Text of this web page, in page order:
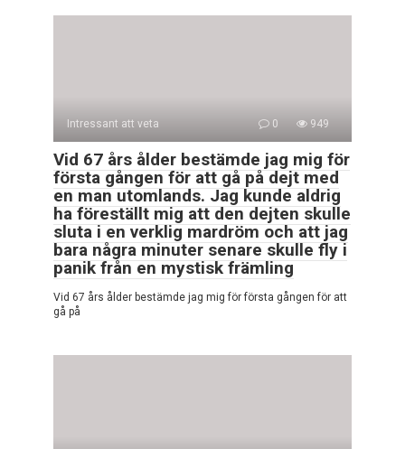
Intressant att veta 0 949
Vid 67 års ålder bestämde jag mig för
första gången för att gå på dejt med
en man utomlands. Jag kunde aldrig
ha föreställt mig att den dejten skulle
sluta i en verklig mardröm och att jag
bara några minuter senare skulle fly i
panik från en mystisk främling
Vid 67 års ålder bestämde jag mig för första gången för att
gå på